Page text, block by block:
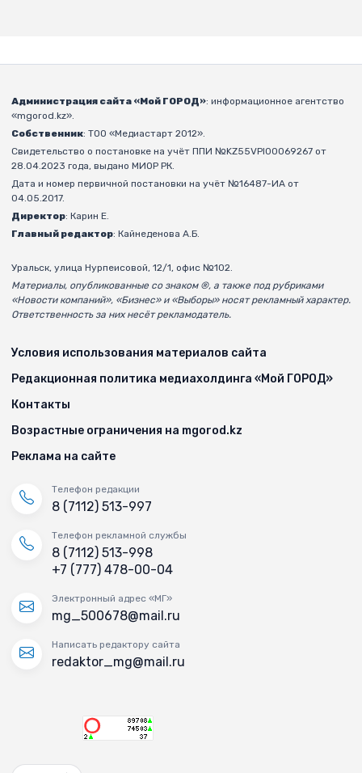
Администрация сайта «Мой ГОРОД»: информационное агентство
«mgorod.kz».
Собственник: ТОО «Медиастарт 2012».
Свидетельство о постановке на учёт ППИ №KZ55VPI00069267 от
28.04.2023 года, выдано МИОР РК.
Дата и номер первичной постановки на учёт №16487-ИА от
04.05.2017.
Директор: Карин Е.
Главный редактор: Кайнеденова А.Б.
Уральск, улица Нурпеисовой, 12/1, офис №102.
Материалы, опубликованные со знаком ®, а также под рубриками
«Новости компаний», «Бизнес» и «Выборы» носят рекламный характер.
Ответственность за них несёт рекламодатель.
Условия использования материалов сайта
Редакционная политика медиахолдинга «Мой ГОРОД»
Контакты
Возрастные ограничения на mgorod.kz
Реклама на сайте
Телефон редакции
8 (7112) 513-997
Телефон рекламной службы
8 (7112) 513-998
+7 (777) 478-00-04
Электронный адрес «МГ»
mg_500678@mail.ru
Написать редактору сайта
redaktor_mg@mail.ru